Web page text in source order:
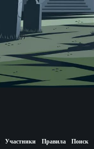
Участники Правила Поиск